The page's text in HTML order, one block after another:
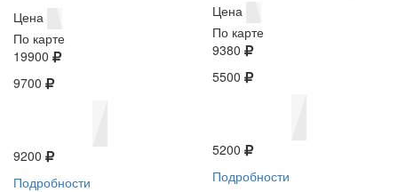
Цена
По карте
19900
9700
9200
Подробности
Цена
По карте
9380
5500
5200
Подробности